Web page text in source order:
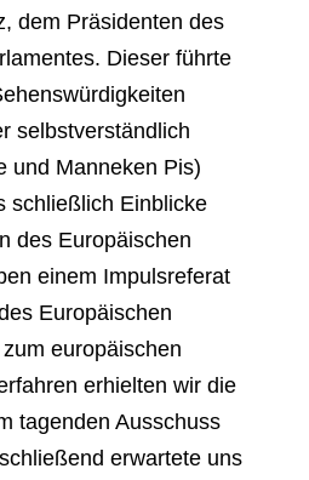
dem Präsidenten des
Dieser führte
selbstverständlich
und Manneken Pis)
schließlich Einblicke
des Europäischen
einem Impulsreferat
Europäischen
europäischen
erhielten wir die
tagenden Ausschuss
erwartete uns